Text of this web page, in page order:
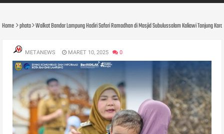
Home photo Walkot Bandar Lampung Hadiri Safari Ramadhan di Masjid Subulussalam Kaliawi Tanjung
METANEWS MARET 10, 2025 0